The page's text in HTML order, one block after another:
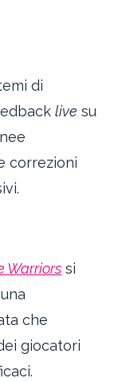
di
live su
correzioni
Warriors si
che
giocatori